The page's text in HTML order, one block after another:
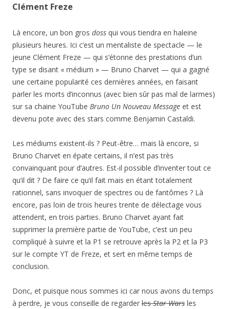
Clément Freze
Là encore, un bon gros doss qui vous tiendra en haleine
plusieurs heures. Ici c’est un mentaliste de spectacle — le
jeune Clément Freze — qui s’étonne des prestations d’un
type se disant « médium » — Bruno Charvet — qui a gagné
une certaine popularité ces dernières années, en faisant
parler les morts d’inconnus (avec bien sûr pas mal de larmes)
sur sa chaine YouTube Bruno Un Nouveau Message et est
devenu pote avec des stars comme Benjamin Castaldi.
Les médiums existent-ils ? Peut-être… mais là encore, si
Bruno Charvet en épate certains, il n’est pas très
convainquant pour d’autres. Est-il possible d’inventer tout ce
qu’il dit ? De faire ce qu’il fait mais en étant totalement
rationnel, sans invoquer de spectres ou de fantômes ? Là
encore, pas loin de trois heures trente de délectage vous
attendent, en trois parties. Bruno Charvet ayant fait
supprimer la première partie de YouTube, c’est un peu
compliqué à suivre et la P1 se retrouve après la P2 et la P3
sur le compte YT de Freze, et sert en même temps de
conclusion.
Donc, et puisque nous sommes ici car nous avons du temps
à perdre, je vous conseille de regarder lesStar Wars les